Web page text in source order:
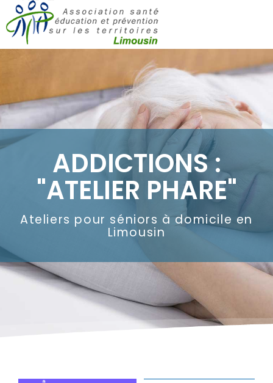
ADDICTIONS :
"ATELIER PHARE"
Ateliers pour séniors à domicile en
Limousin